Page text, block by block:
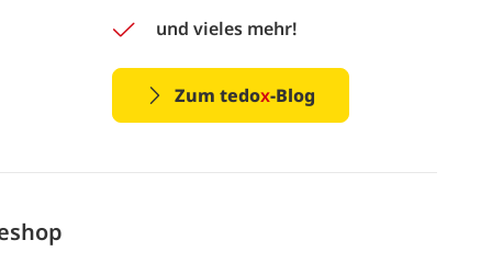
und vieles mehr!
Zum tedox-Blog